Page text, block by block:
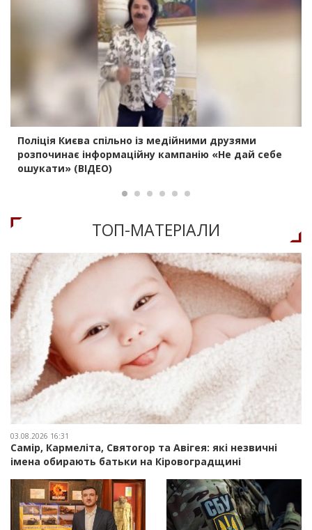
Поліція Києва спільно із медійними друзями
розпочинає інформаційну кампанію «Не дай себе
ошукати» (ВІДЕО)
ТОП-МАТЕРIАЛИ
03.08.2026 16:31
Самір, Кармеліта, Святогор та Авігея: які незвичні
імена обирають батьки на Кіровоградщині